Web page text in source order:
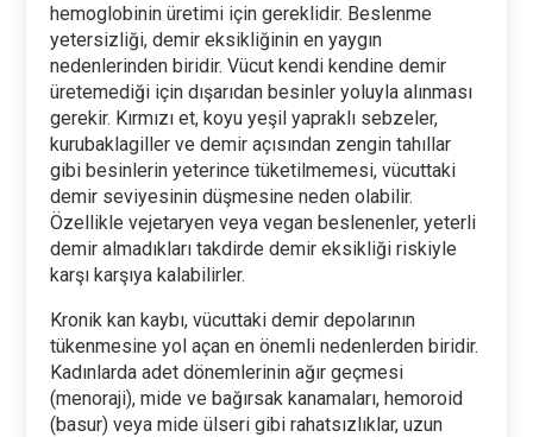
hemoglobinin üretimi için gereklidir. Beslenme
yetersizliği, demir eksikliğinin en yaygın
nedenlerinden biridir. Vücut kendi kendine demir
üretemediği için dışarıdan besinler yoluyla alınması
gerekir. Kırmızı et, koyu yeşil yapraklı sebzeler,
kurubaklagiller ve demir açısından zengin tahıllar
gibi besinlerin yeterince tüketilmemesi, vücuttaki
demir seviyesinin düşmesine neden olabilir.
Özellikle vejetaryen veya vegan beslenenler, yeterli
demir almadıkları takdirde demir eksikliği riskiyle
karşı karşıya kalabilirler.
Kronik kan kaybı, vücuttaki demir depolarının
tükenmesine yol açan en önemli nedenlerden biridir.
Kadınlarda adet dönemlerinin ağır geçmesi
(menoraji), mide ve bağırsak kanamaları, hemoroid
(basur) veya mide ülseri gibi rahatsızlıklar, uzun